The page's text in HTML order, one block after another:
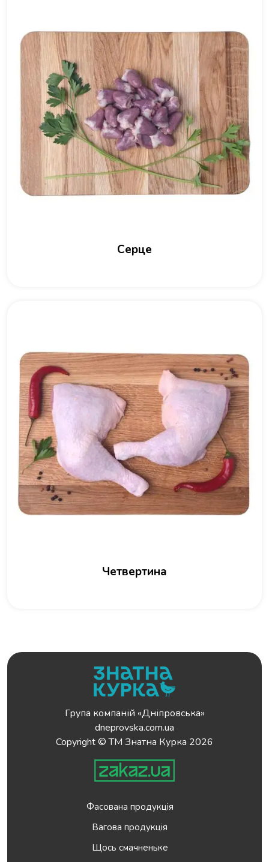
Серце
Четвертина
Група компаній «Дніпровська»
dneprovska.com.ua
Copyright © ТМ Знатна Курка 2026
Фасована продукція
Вагова продукція
Щось смачненьке